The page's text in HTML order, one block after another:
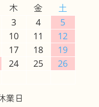
木 金
土
3 4
5
10 11
12
17 18
19
24 25
26